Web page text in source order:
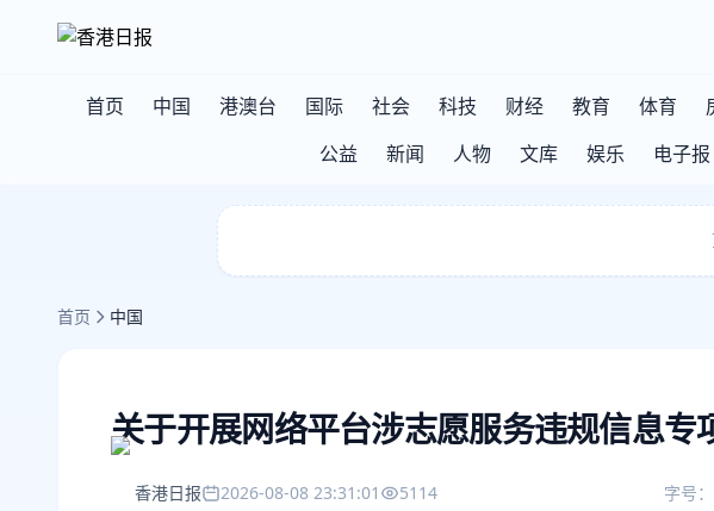
首页 中国 港澳台 国际 社会 科技 财经 教育 体育
公益
新闻 人物 文库 娱乐 电子报
首页 中国
关于开展网络平台涉志愿服务违规信息专
香港日报 2026-08-08 23:31:01 5114 字号：